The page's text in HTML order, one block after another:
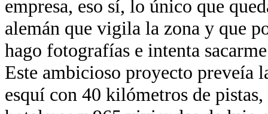
empresa, eso sí, lo único que
alemán que vigila la zona y que
hago fotografías e intenta
Este ambicioso proyecto preveía
esquí con 40 kilómetros de